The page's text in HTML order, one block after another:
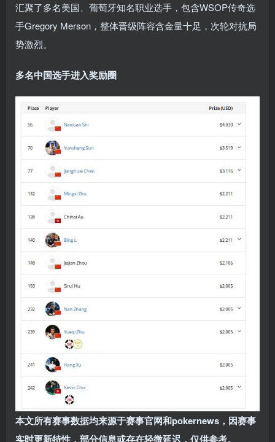
汇聚了多名美国、葡萄牙知名职业选手，包含WSOP传奇选
手Gregory Merson，整体晋级阵容含金量十足，次轮对抗局
势激烈。
多名中国选手进入奖励圈
本文所有赛事数据均来源于赛事官网和pokernews ，因赛事
实时更新特性，部分信息或存在轻微延迟，仅供参考。